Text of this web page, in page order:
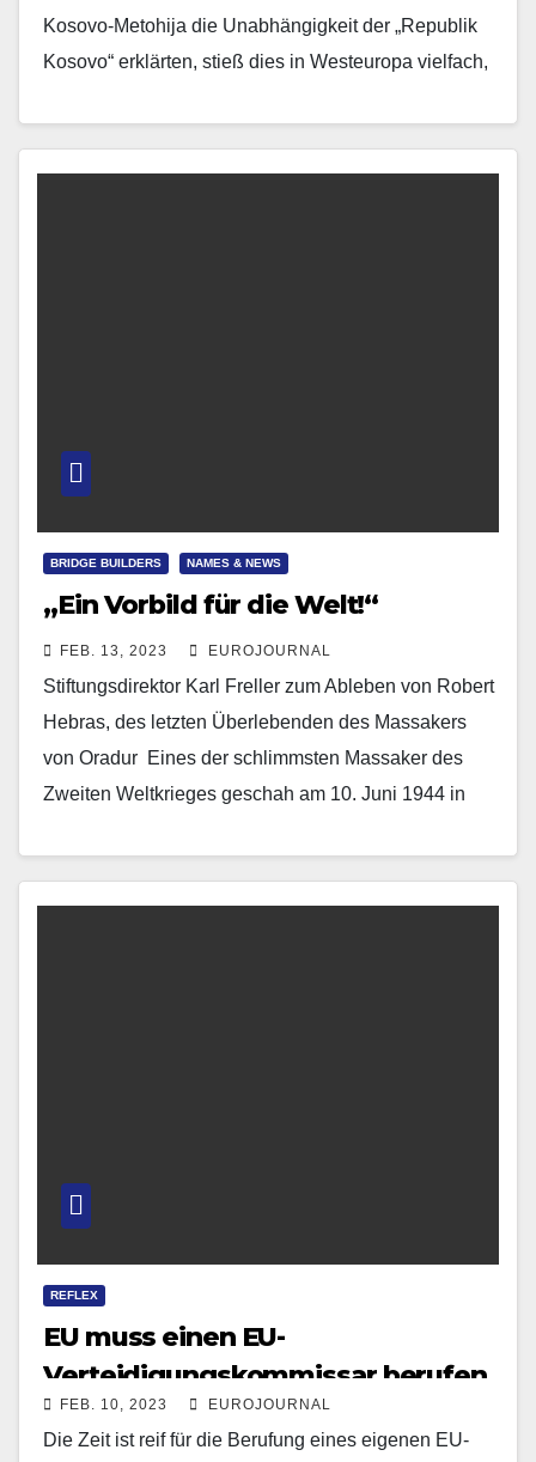
Kosovo-Metohija die Unabhängigkeit der „Republik
Kosovo“ erklärten, stieß dies in Westeuropa vielfach,
BRIDGE BUILDERS NAMES & NEWS
„Ein Vorbild für die Welt!“
FEB. 13, 2023 EUROJOURNAL
Stiftungsdirektor Karl Freller zum Ableben von Robert
Hebras, des letzten Überlebenden des Massakers
von Oradur Eines der schlimmsten Massaker des
Zweiten Weltkrieges geschah am 10. Juni 1944 in
REFLEX
EU muss einen EU-
Verteidigungskommissar berufen
FEB. 10, 2023 EUROJOURNAL
Die Zeit ist reif für die Berufung eines eigenen EU-